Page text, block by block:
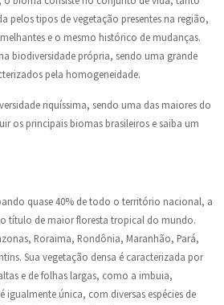
pelos tipos de vegetação presentes na região,
e o mesmo histórico de mudanças.
biodiversidade própria, sendo uma grande
pela homogeneidade.
riquíssima, sendo uma das maiores do
os principais biomas brasileiros e saiba um
quase 40% de todo o território nacional, a
título de maior floresta tropical do mundo.
Roraima, Rondônia, Maranhão, Pará,
Sua vegetação densa é caracterizada por
e de folhas largas, como a imbuia,
igualmente única, com diversas espécies de